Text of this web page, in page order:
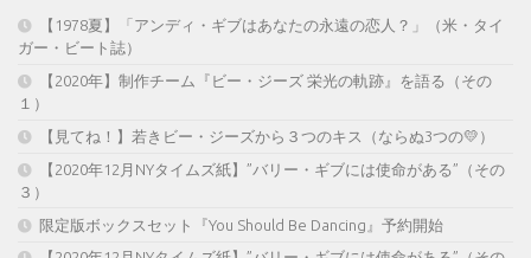
【1978夏】「アンディ・ギブはあなたの永遠の恋人？」（米・タイ
ガー・ビート誌）
【2020年】制作チーム『ビー・ジーズ 栄光の軌跡』を語る（その
１）
【見てね！】若きビー・ジーズから３つのキス（ならぬ3つの💛）
【2020年12月NYタイムズ紙】”バリー・ギブには使命がある”（その
３）
限定版ボックスセット『You Should Be Dancing』予約開始